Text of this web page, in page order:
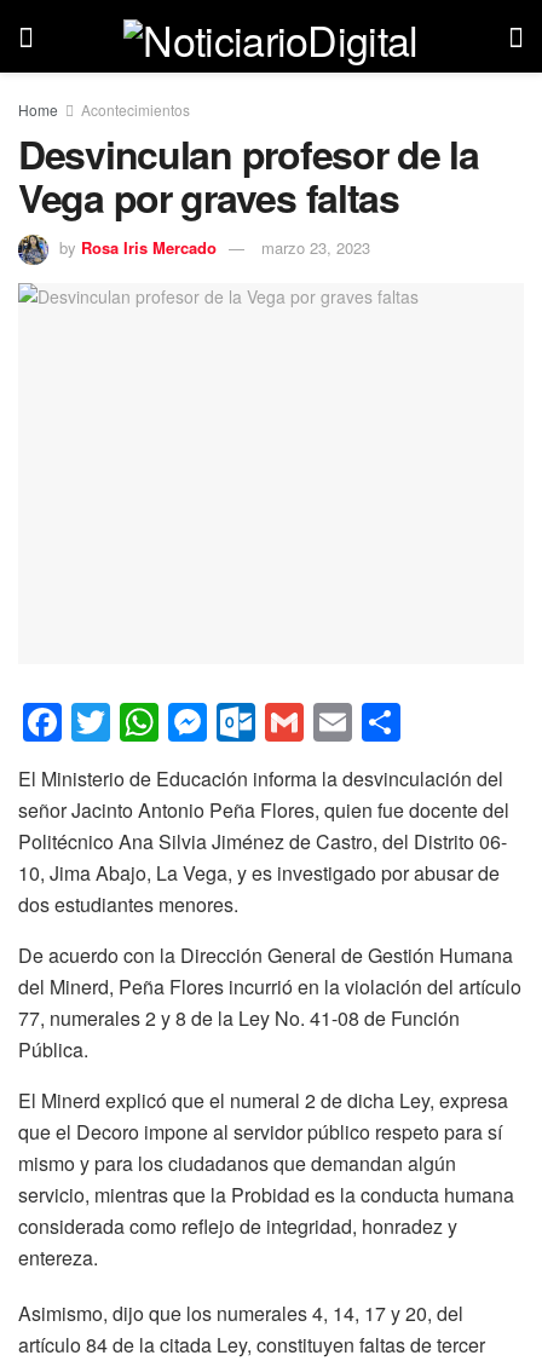
Home Acontecimientos
Desvinculan profesor de la
Vega por graves faltas
by Rosa Iris Mercado marzo 23, 2023
F
a
c
e
b
o
o
k
T
wi
tt
er
W
h
at
s
A
p
p
M
e
ss
e
n
g
er
O
ut
lo
o
k.
o
m
G
m
ail
E
m
ail
o
m
p
ar
El Ministerio de Educación informa la desvinculación del
señor Jacinto Antonio Peña Flores, quien fue docente del
Politécnico Ana Silvia Jiménez de Castro, del Distrito 06-
10, Jima Abajo, La Vega, y es investigado por abusar de
dos estudiantes menores.
De acuerdo con la Dirección General de Gestión Humana
del Minerd, Peña Flores incurrió en la violación del artículo
77, numerales 2 y 8 de la Ley No. 41-08 de Función
Pública.
El Minerd explicó que el numeral 2 de dicha Ley, expresa
que el Decoro impone al servidor público respeto para sí
mismo y para los ciudadanos que demandan algún
servicio, mientras que la Probidad es la conducta humana
considerada como reflejo de integridad, honradez y
entereza.
Asimismo, dijo que los numerales 4, 14, 17 y 20, del
artículo 84 de la citada Ley, constituyen faltas de tercer